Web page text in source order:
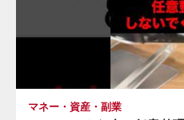
マネー・資産・副業